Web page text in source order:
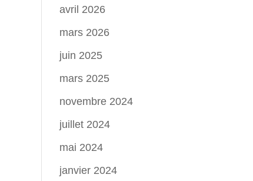
avril 2026
mars 2026
juin 2025
mars 2025
novembre 2024
juillet 2024
mai 2024
janvier 2024